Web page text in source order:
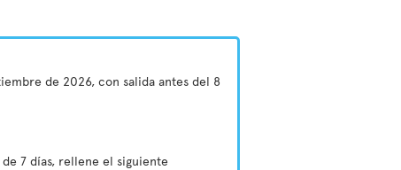
de 2026, con salida antes del 8
7 días, rellene el siguiente